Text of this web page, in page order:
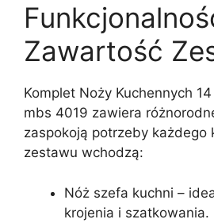
Zawartość
Komplet Noży Kuchennych
mbs 4019 zawiera
zaspokoją potrzeby każdego
zestawu wchodzą:
Nóż szefa kuchni –
krojenia i szatkowania.